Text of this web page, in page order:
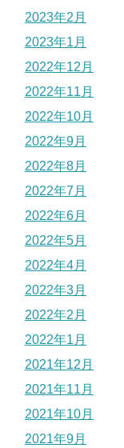
2023年2月
2023年1月
2022年12月
2022年11月
2022年10月
2022年9月
2022年8月
2022年7月
2022年6月
2022年5月
2022年4月
2022年3月
2022年2月
2022年1月
2021年12月
2021年11月
2021年10月
2021年9月